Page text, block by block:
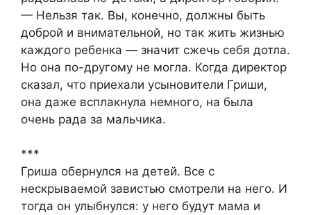
— Нельзя так. Вы, конечно, должны быть
доброй и внимательной, но так жить жизнью
каждого ребенка — значит сжечь себя дотла.
Но она по-другому не могла. Когда директор
сказал, что приехали усыновители Гриши,
она даже всплакнула немного, на была
очень рада за мальчика.
***
Гриша обернулся на детей. Все с
нескрываемой завистью смотрели на него. И
тогда он улыбнулся: у него будут мама и